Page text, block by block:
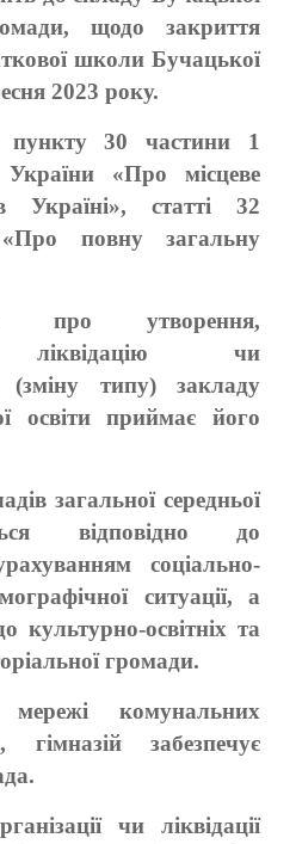
щодо закриття
школи Бучацької
2023 року.
пункту 30 частини 1
«Про місцеве
Україні», статті 32
повну загальну
про утворення,
ліквідацію чи
(зміну типу) закладу
освіти приймає його
загальної середньої
відповідно до
соціально-
ситуації, а
культурно-освітніх та
громади.
комунальних
забезпечує
чи ліквідації